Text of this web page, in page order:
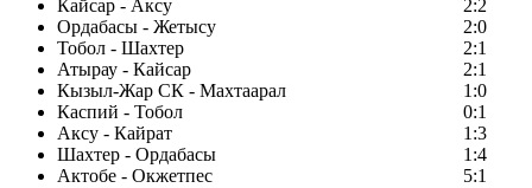
Кайсар - Аксу
2:2
Ордабасы - Жетысу
2:0
Тобол - Шахтер
2:1
Атырау - Кайсар
2:1
Кызыл-Жар СК - Махтаарал
1:0
Каспий - Тобол
0:1
Аксу - Кайрат
1:3
Шахтер - Ордабасы
1:4
Актобе - Окжетпес
5:1